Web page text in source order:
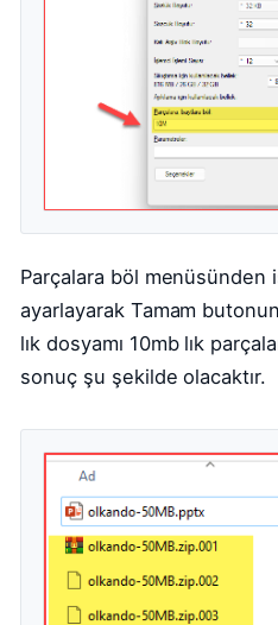
Parçalara böl
ayarlayarak Tamam
lık dosyamı 10mb lık
sonuç şu şekilde olacaktır.